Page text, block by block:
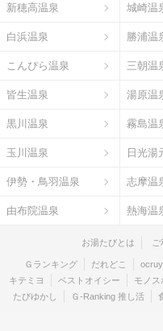
新穂高温泉 城崎温
白浜温泉 勝浦温
こんぴら温泉 三朝温
皆生温泉 湯原温
黒川温泉 霧島温
玉川温泉 日光湯
伊勢・鳥羽温泉 志摩温
由布院温泉 熱海温
お湯たびとは
Ｇランキング だれどこ
キテミヨ
ベストオイシー モノス
たびゆかし
Ｇ-Ranking 推し活